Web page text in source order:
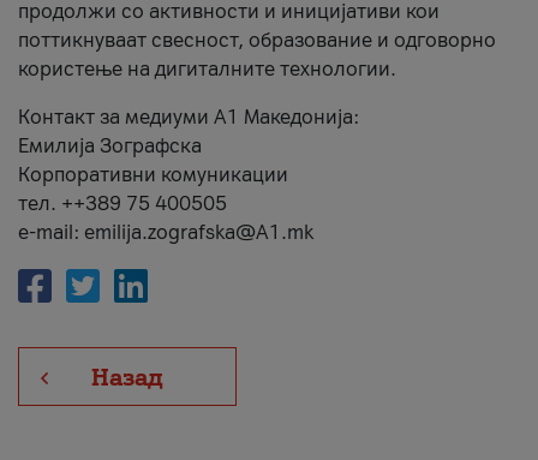
продолжи со активности и иницијативи кои
поттикнуваат свесност, образование и одговорно
користење на дигиталните технологии.
Контакт за медиуми А1 Македонија:
Емилија Зографска
Корпоративни комуникации
тел. ++389 75 400505
e-mail: emilija.zografska@A1.mk
Назад